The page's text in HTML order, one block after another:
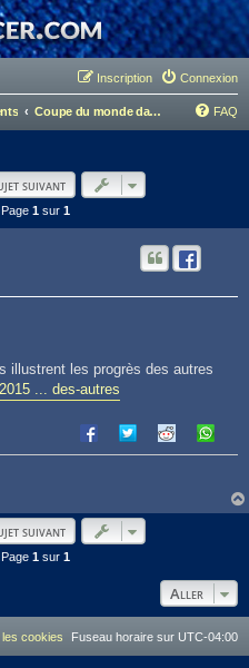
Connexion
Inscription
Coupe du monde dames - Canada 2015 FAQ
suivant
1 sur 1
illustrent les progrès des autres
... des-autres
suivant
1 sur 1
Aller
Fuseau horaire sur UTC-04:00
cookies